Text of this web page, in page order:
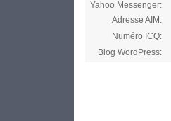
Yahoo Messenger:
Adresse AIM:
Numéro ICQ:
Blog WordPress: